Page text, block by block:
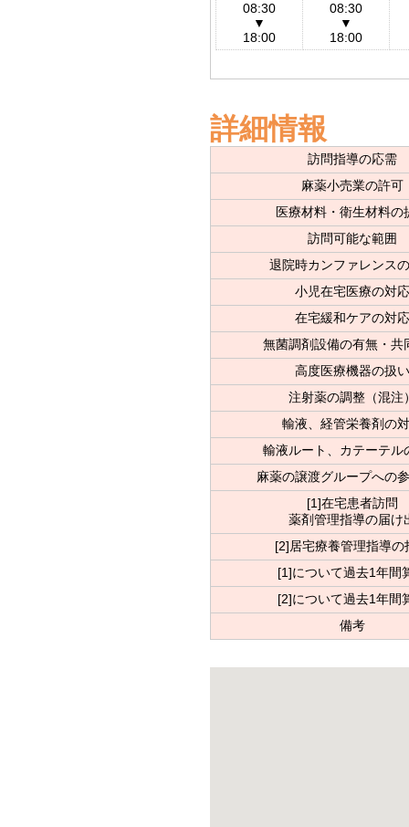
08:30
▼
18:00
08:30
▼
18:00
詳細情報
訪問指導の応需
麻薬小売業の許可
医療材料・衛生材料の
訪問可能な範囲
退院時カンファレンス
小児在宅医療の対応
在宅緩和ケアの対応
無菌調剤設備の有無・共
高度医療機器の扱い
注射薬の調整（混注
輸液、経管栄養剤の
輸液ルート、カテーテル
麻薬の譲渡グループへの
[1]在宅患者訪問
薬剤管理指導の届け
[2]居宅療養管理指導の
[1]について過去1年間
[2]について過去1年間
備考